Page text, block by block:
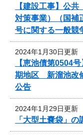
【建設工事】公
対策事業）（国
号に関する一般競
2024年1月30日更新
【恵池債第0504
期地区 新溜池改
公告
2024年1月29日更新
「大型土嚢袋」